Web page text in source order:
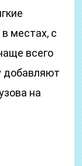
местах, с
всего
добавляют
на